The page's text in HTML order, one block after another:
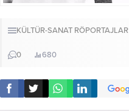
KÜLTÜR-SANAT RÖPORTAJLAR
0 680